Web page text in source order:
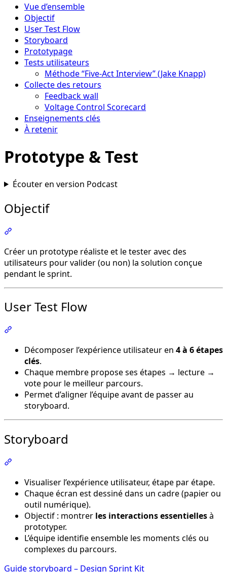
Vue d’ensemble
Objectif
User Test Flow
Storyboard
Prototypage
Tests utilisateurs
Méthode “Five-Act Interview” (Jake Knapp)
Collecte des retours
Feedback wall
Voltage Control Scorecard
Enseignements clés
À retenir
Prototype & Test
Écouter en version Podcast
Objectif
Créer un prototype réaliste et le tester avec des
utilisateurs pour valider (ou non) la solution conçue
pendant le sprint.
User Test Flow
Décomposer l’expérience utilisateur en 4 à 6 étapes
clés.
Chaque membre propose ses étapes → lecture →
vote pour le meilleur parcours.
Permet d’aligner l’équipe avant de passer au
storyboard.
Storyboard
Visualiser l’expérience utilisateur, étape par étape.
Chaque écran est dessiné dans un cadre (papier ou
outil numérique).
Objectif : montrer les interactions essentiellesà
prototyper.
L’équipe identifie ensemble les moments clés ou
complexes du parcours.
Guide storyboard – Design Sprint Kit